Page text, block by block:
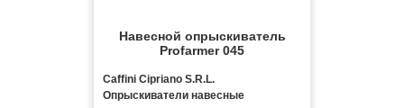
Навесной опрыскиватель
Profarmer 045
Caffini Cipriano S.R.L.
Опрыскиватели навесные